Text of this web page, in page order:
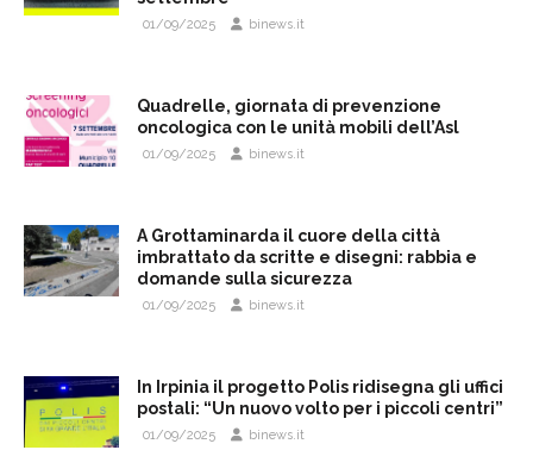
01/09/2025 binews.it
Quadrelle, giornata di prevenzione
oncologica con le unità mobili dell’Asl
01/09/2025 binews.it
A Grottaminarda il cuore della città
imbrattato da scritte e disegni: rabbia e
domande sulla sicurezza
01/09/2025 binews.it
In Irpinia il progetto Polis ridisegna gli uffici
postali: “Un nuovo volto per i piccoli centri”
01/09/2025 binews.it